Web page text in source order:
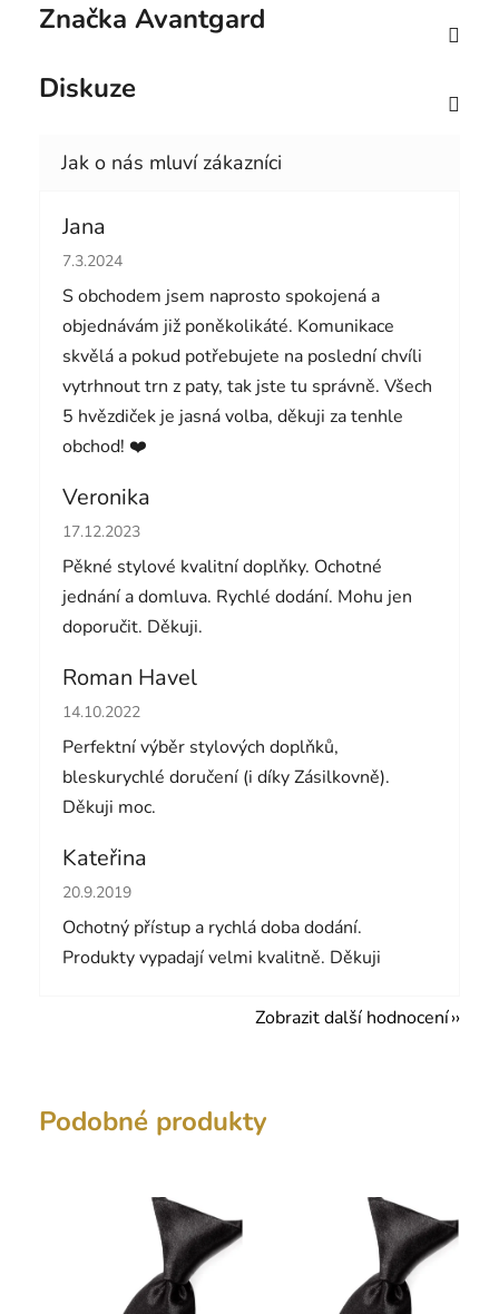
Značka Avantgard
Diskuze
Jana
Hodnocení obchodu je 5 z 5 hvězdiček.
7.3.2024
S obchodem jsem naprosto spokojená a
objednávám již poněkolikáté. Komunikace
skvělá a pokud potřebujete na poslední chvíli
vytrhnout trn z paty, tak jste tu správně. Všech
5 hvězdiček je jasná volba, děkuji za tenhle
obchod! ❤️
Veronika
Hodnocení obchodu je 5 z 5 hvězdiček.
17.12.2023
Pěkné stylové kvalitní doplňky. Ochotné
jednání a domluva. Rychlé dodání. Mohu jen
doporučit. Děkuji.
Roman Havel
Hodnocení obchodu je 5 z 5 hvězdiček.
14.10.2022
Perfektní výběr stylových doplňků,
bleskurychlé doručení (i díky Zásilkovně).
Děkuji moc.
Kateřina
Hodnocení obchodu je 5 z 5 hvězdiček.
20.9.2019
Ochotný přístup a rychlá doba dodání.
Produkty vypadají velmi kvalitně. Děkuji
Zobrazit další hodnocení
Podobné produkty